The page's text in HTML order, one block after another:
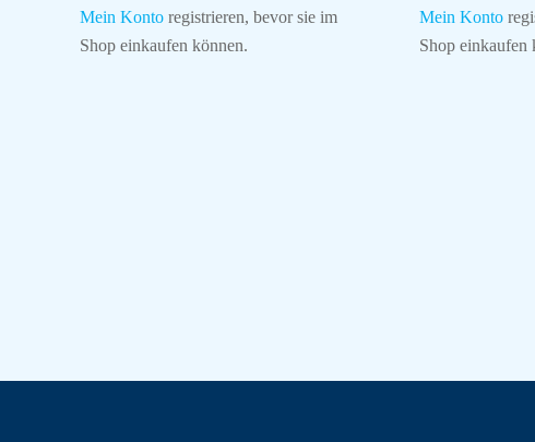
Mein Kontoregistrieren, bevor sie im
Shop einkaufen können.
Mein Konto
Shop einkaufen